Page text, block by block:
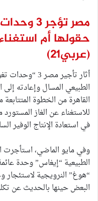
مصر
حقولها أم
(عربي21)
أثار تأجير
الطبيعي المسال وإعادته
القاهرة من الخطوة
للاستغناء عن الغاز
في استعادة الإنتاج الوفير السابق حتى عام
وفي مايو الماضي، استأجرت
الطبيعية “إيغاس” وحدة
“هوغ” النرويجية لاستئجار
البعض حينها بالحديث عن